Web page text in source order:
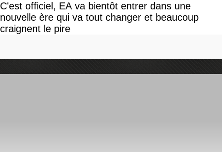
C'est officiel, EA va bientôt entrer dans une
nouvelle ère qui va tout changer et beaucoup
craignent le pire